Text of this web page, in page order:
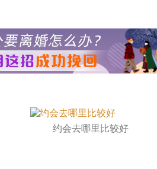
约会去哪里比较好